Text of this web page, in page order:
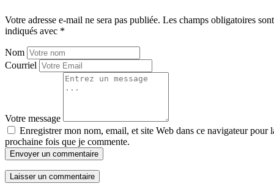
Votre adresse e-mail ne sera pas publiée. Les champs obligatoires sont
indiqués avec *
Nom
Courriel
Votre message
Enregistrer mon nom, email, et site Web dans ce navigateur pour
prochaine fois que je commente.
Envoyer un commentaire